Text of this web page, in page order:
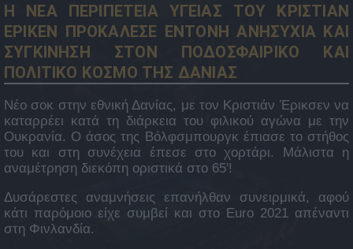
Η ΝΕΑ ΠΕΡΙΠΕΤΕΙΑ ΥΓΕΙΑΣ ΤΟΥ ΚΡΙΣΤΙΑΝ
ΕΡΙΚΕΝ ΠΡΟΚΑΛΕΣΕ ΕΝΤΟΝΗ ΑΝΗΣΥΧΙΑ ΚΑΙ
ΣΥΓΚΙΝΗΣΗ ΣΤΟΝ ΠΟΔΟΣΦΑΙΡΙΚΟ ΚΑΙ
ΠΟΛΙΤΙΚΟ ΚΟΣΜΟ ΤΗΣ ΔΑΝΙΑΣ
Νέο σοκ στην εθνική Δανίας, με τον Κριστιάν Έρικσεν να
καταρρέει κατά τη διάρκεια του φιλικού αγώνα με την
Ουκρανία. Ο άσος της Βόλφσμπουργκ έπιασε το στήθος
του και στη συνέχεια έπεσε στο χορτάρι. Μάλιστα η
αναμέτρηση διεκόπη οριστικά στο 65′!
Δυσάρεστες αναμνήσεις επανήλθαν συνειρμικά, αφού
κάτι παρόμοιο είχε συμβεί και στο Euro 2021 απέναντι
στη Φινλανδία.